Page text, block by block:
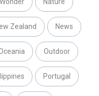
Zealand News
Outdoor
Portugal